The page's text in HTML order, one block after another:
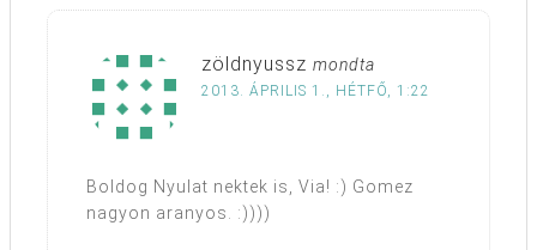
zöldnyussz mondta
2013. ÁPRILIS 1., HÉTFŐ, 1:22
Boldog Nyulat nektek is, Via! :) Gomez
nagyon aranyos. :))))